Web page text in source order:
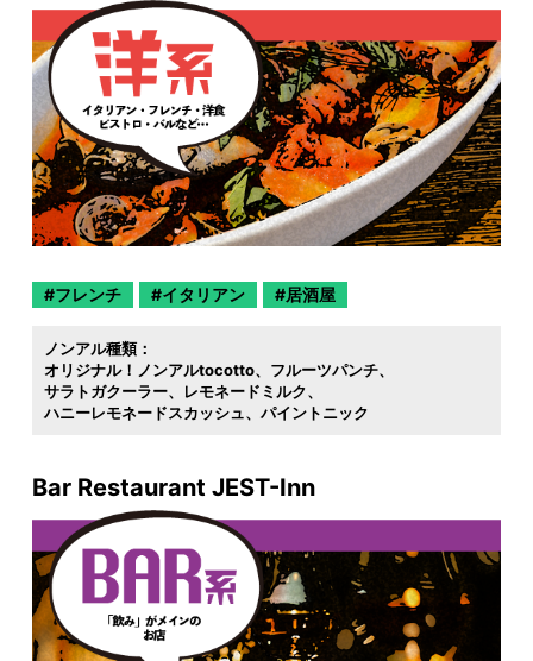
フレンチ イタリアン 居酒屋
ノンアル種類：
オリジナル！ノンアルtocotto
フルーツパンチ
サラトガクーラー
レモネードミルク
ハニーレモネードスカッシュ
パイントニック
Bar Restaurant JEST-Inn